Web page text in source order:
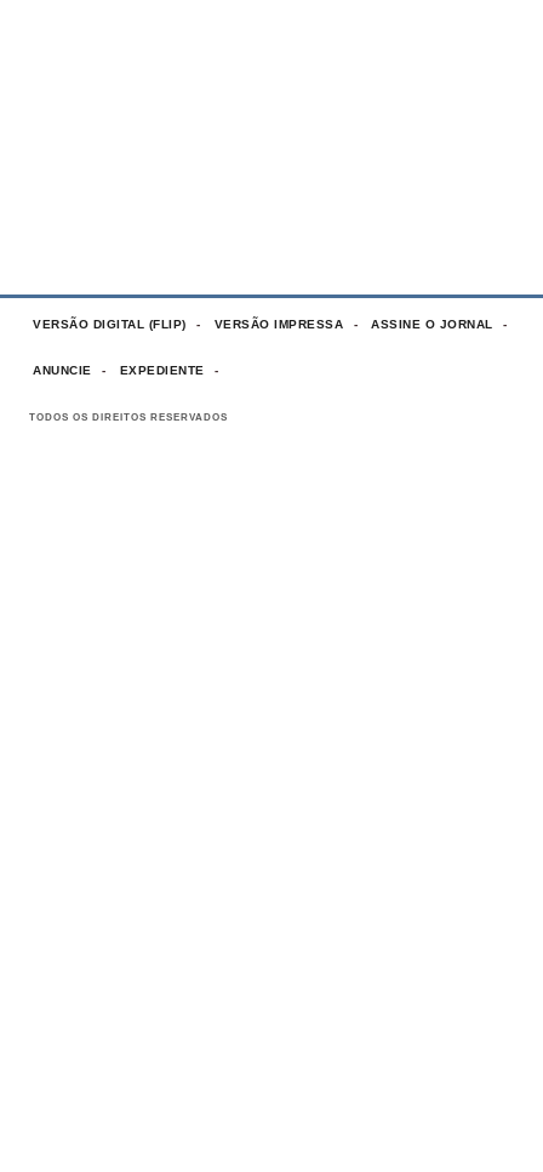
VERSÃO DIGITAL (FLIP) VERSÃO IMPRESSA ASSINE O JORNAL
ANUNCIE EXPEDIENTE
TODOS OS DIREITOS RESERVADOS